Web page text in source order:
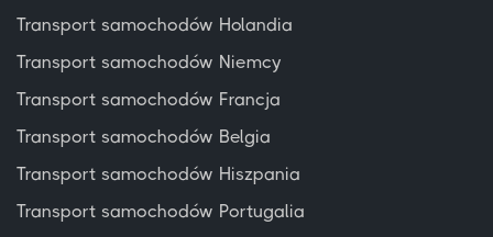
Transport samochodów Holandia
Transport samochodów Niemcy
Transport samochodów Francja
Transport samochodów Belgia
Transport samochodów Hiszpania
Transport samochodów Portugalia